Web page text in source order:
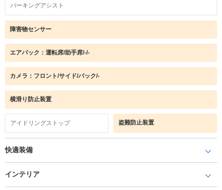
パーキングアシスト
障害物センサー
エアバック：運転席/助手席/-/-
カメラ：フロント/サイド/バック/-
横滑り防止装置
アイドリングストップ 盗難防止装置
快適装備
インテリア